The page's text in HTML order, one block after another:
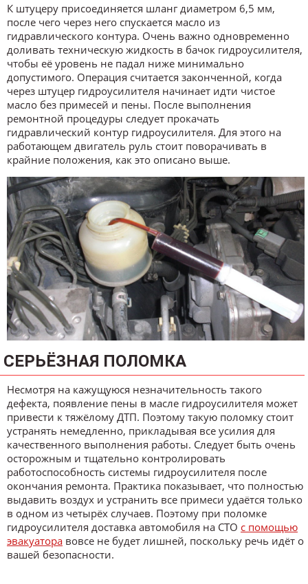
К штуцеру присоединяется шланг диаметром 6,5 мм,
после чего через него спускается масло из
гидравлического контура. Очень важно одновременно
доливать техническую жидкость в бачок гидроусилителя,
чтобы её уровень не падал ниже минимально
допустимого. Операция считается законченной, когда
через штуцер гидроусилителя начинает идти чистое
масло без примесей и пены. После выполнения
ремонтной процедуры следует прокачать
гидравлический контур гидроусилителя. Для этого на
работающем двигатель руль стоит поворачивать в
крайние положения, как это описано выше.
СЕРЬЁЗНАЯ ПОЛОМКА
Несмотря на кажущуюся незначительность такого
дефекта, появление пены в масле гидроусилителя может
привести к тяжёлому ДТП. Поэтому такую поломку стоит
устранять немедленно, прикладывая все усилия для
качественного выполнения работы. Следует быть очень
осторожным и тщательно контролировать
работоспособность системы гидроусилителя после
окончания ремонта. Практика показывает, что полностью
выдавить воздух и устранить все примеси удаётся только
в одном из четырёх случаев. Поэтому при поломке
гидроусилителя доставка автомобиля на СТО с помощью
эвакуатора вовсе не будет лишней, поскольку речь идёт о
вашей безопасности.